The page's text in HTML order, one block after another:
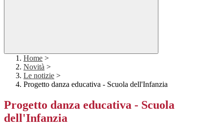
Home >
Novità >
Le notizie >
Progetto danza educativa - Scuola dell'Infanzia
Progetto danza educativa - Scuola
dell'Infanzia